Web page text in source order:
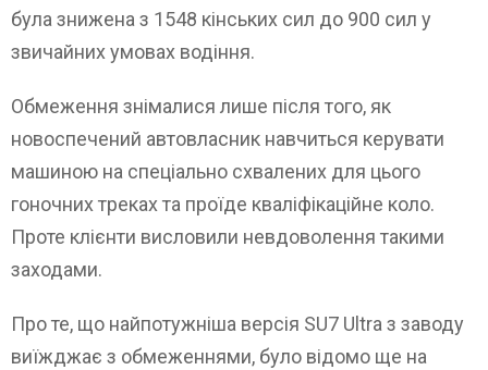
була знижена з 1548 кінських сил до 900 сил у
звичайних умовах водіння.
Обмеження знімалися лише після того, як
новоспечений автовласник навчиться керувати
машиною на спеціально схвалених для цього
гоночних треках та проїде кваліфікаційне коло.
Проте клієнти висловили невдоволення такими
заходами.
Про те, що найпотужніша версія SU7 Ultra з заводу
виїжджає з обмеженнями, було відомо ще на